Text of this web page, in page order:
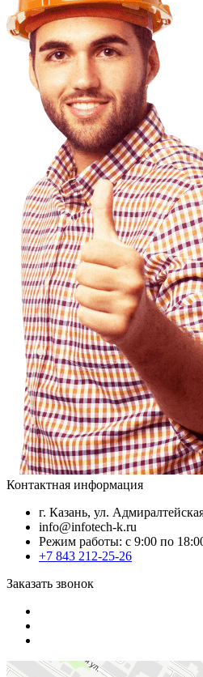
Контактная информация
г. Казань, ул.
info@infotech-k.ru
Режим работы: с 9:00 по
+7 843 212-25-26
Заказать звонок